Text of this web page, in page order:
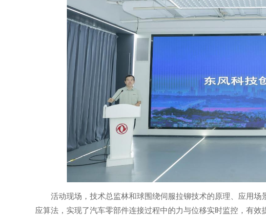
活动现场，技术总监林和球围绕伺服拉铆技术的原理、应用
应算法，实现了汽车零部件连接过程中的力与位移实时监控，有效